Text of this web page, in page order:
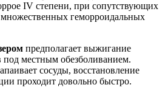
IV степени, при сопутствующих
геморроидальных
предполагает выжигание
под местным обезболиванием.
сосуды, восстановление
проходит довольно быстро.